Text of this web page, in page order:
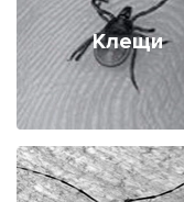
Клещи